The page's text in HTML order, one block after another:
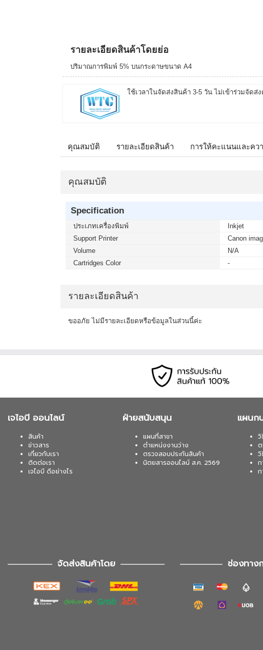
รายละเอียดสินค้าโดยย่อ
ปริมาณการพิมพ์ 5% บนกระดาษขนาด A4
ใช้เวลาในจัดส่งสินค้า 3-5 วัน ไม่เข้าร่วมจัดส่
คุณสมบัติ รายละเอียดสินค้า การให้คะแนนและคว
คุณสมบัติ
Specification
ประเภทเครื่องพิมพ์
Inkjet
Support Printer
Canon
Volume
N/A
Cartridges Color
-
รายละเอียดสินค้า
ขออภัย ไม่มีรายละเอียดหรือข้อมูลในส่วนนี้ค่ะ
เจไอบี ออนไลน์
สินค้า
ข่าวสาร
เกี่ยวกับเรา
ติดต่อเรา
เจไอบี ดีอย่างไร
ฝ่ายสนับสนุน
แผนที่สาขา
ตำแหน่งงานว่าง
ตรวจสอบประกันสินค้า
นิตยสารออนไลน์ ส.ค. 2569
แผนก
วิ
จัดส่งสินค้าโดย ช่องทาง